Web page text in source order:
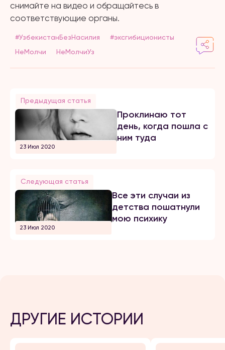
снимайте на видео и обращайтесь в
соответствующие органы.
#УзбекистанБезНасилия
#эксгибиционисты
НеМолчи
НеМолчиУз
Предыдущая статья
23 Июл 2020
Проклинаю тот
день, когда пошла с
ним туда
Следующая статья
23 Июл 2020
Все эти случаи из
детства пошатнули
мою психику
ДРУГИЕ ИСТОРИИ